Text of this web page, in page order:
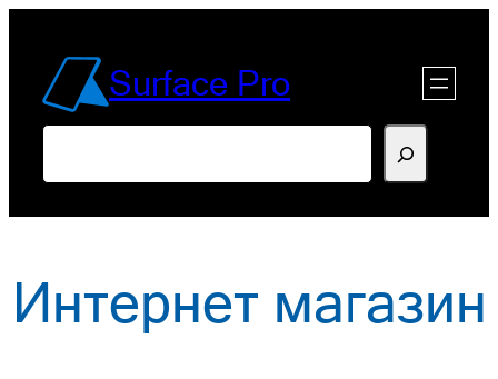
содержимомуSurface Pro
Интернет магазин